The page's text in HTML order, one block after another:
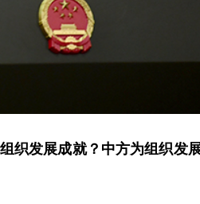
织发展成就？中方为组织发